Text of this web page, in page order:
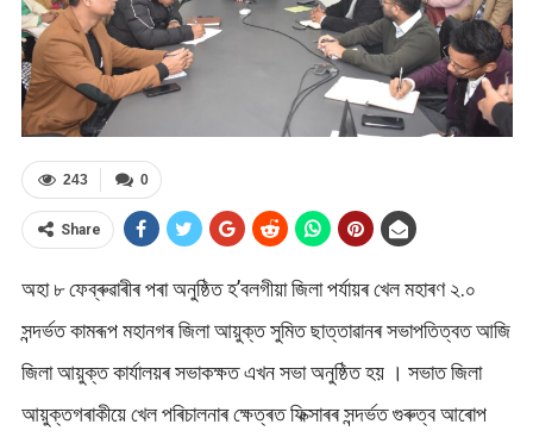
0
243
Share
অহা ৮ ফেব্ৰুৱাৰীৰ পৰা অনুষ্ঠিত হ’বলগীয়া জিলা পৰ্যায়ৰ খেল মহাৰণ ২.০
সন্দৰ্ভত কামৰূপ মহানগৰ জিলা আয়ুক্ত সুমিত ছাত্তাৱানৰ সভাপতিত্বত আজি
জিলা আয়ুক্ত কাৰ্যালয়ৰ সভাকক্ষত এখন সভা অনুষ্ঠিত হয় । সভাত জিলা
আয়ুক্তগৰাকীয়ে খেল পৰিচালনাৰ ক্ষেত্ৰত ফিক্সাৰৰ সন্দৰ্ভত গুৰুত্ব আৰোপ